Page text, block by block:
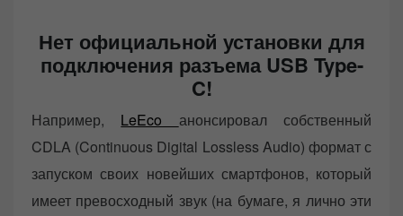
Нет официальной установки для
подключения разъема USB Type-
C!
Например, LeEco анонсировал собственный
CDLA (Continuous Digital Lossless Audio) формат с
запуском своих новейших смартфонов, который
имеет превосходный звук (на бумаге, я лично эти